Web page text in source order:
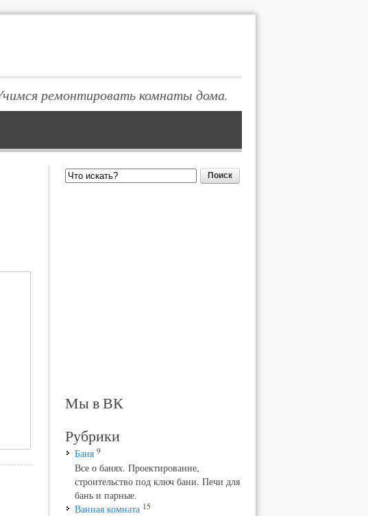
ремонтировать комнаты дома.
Поиск
Мы в ВК
Рубрики
Баня 9
Все о банях. Проектирование,
строительство под ключ бани. Печи для
бань и парные.
Ванная комната 15